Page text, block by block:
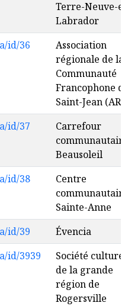
Terre-Neuve-
Labrador
id/36
Association
régionale de la
Communauté
Francophone
Saint-Jean
id/37
Carrefour
communautaire
Beausoleil
id/38
Centre
communautaire
Sainte-Anne
id/39
Évencia
id/3939
Société
de la grande
région de
Rogersville